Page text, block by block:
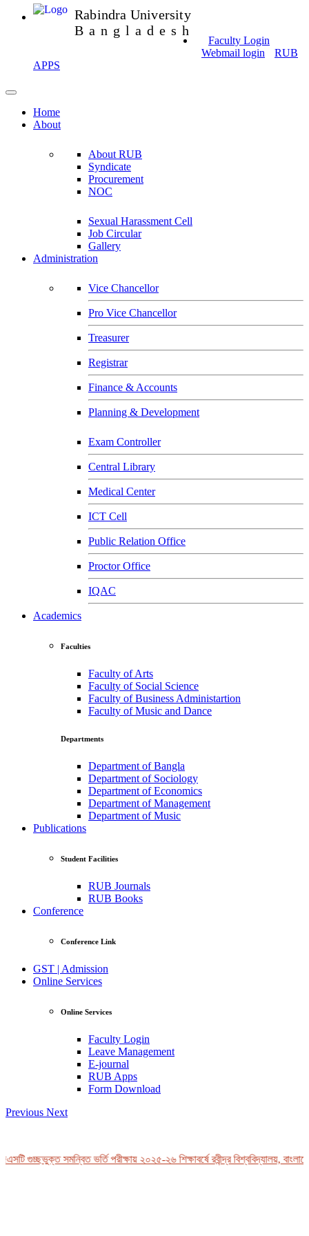
Rabindra University
Bangladesh
Faculty Login
Webmail login
RUB
APPS
Home
About
About RUB
Syndicate
Procurement
NOC
Sexual Harassment Cell
Job Circular
Gallery
Administration
Vice Chancellor
Pro Vice Chancellor
Treasurer
Registrar
Finance & Accounts
Planning & Development
Exam Controller
Central Library
Medical Center
ICT Cell
Public Relation Office
Proctor Office
IQAC
Academics
Faculties
Faculty of Arts
Faculty of Social Science
Faculty of Business Administartion
Faculty of Music and Dance
Departments
Department of Bangla
Department of Sociology
Department of Economics
Department of Management
Department of Music
Publications
Student Facilities
RUB Journals
RUB Books
Conference
Conference Link
GST | Admission
Online Services
Online Services
Faculty Login
Leave Management
E-journal
RUB Apps
Form Download
Previous Next
গুচ্ছভুক্ত সমন্বিত ভর্তি পরীক্ষায় ২০২৫-২৬ শিক্ষাবর্ষে রবীন্দ্র বিশ্ববিদ্যালয়,